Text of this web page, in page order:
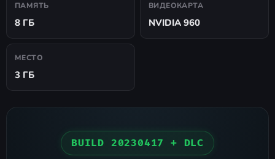
ПАМЯТЬ
8 ГБ
ВИДЕОКАРТА
NVIDIA 960
МЕСТО
3 ГБ
BUILD 20230417 + DLC